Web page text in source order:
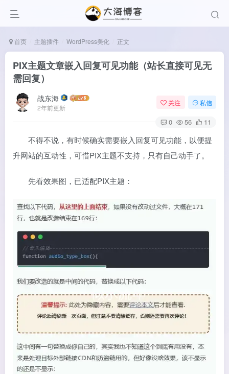
首页 主题插件 WordPress美化 正文
PIX主题文章嵌入回复可见功能（站长直接可见无
需回复）
战东海
2年前更新
关注 私信
0 56 11
不得不说，有时候确实需要嵌入回复可见功能，以便提
升网站的互动性，可惜PIX主题不支持，只有自己动手了。
先看效果图，已适配PIX主题：